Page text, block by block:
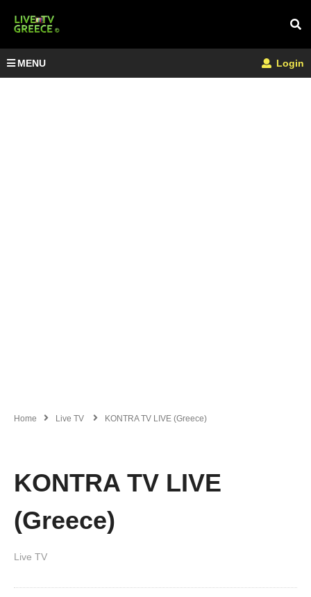
MENU Login
Home Live TV KONTRA TV LIVE (Greece)
KONTRA TV LIVE
(Greece)
Live TV